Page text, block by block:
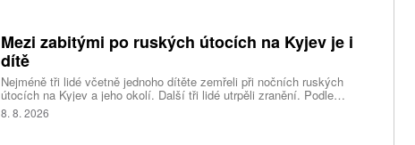
Mezi zabitými po ruských útocích na Kyjev je i
dítě
Nejméně tři lidé včetně jednoho dítěte zemřeli při nočních ruských
útocích na Kyjev a jeho okolí. Další tři lidé utrpěli zranění. Podle
ukrajinských úřadů Rusové použili mimo jiné balistické rakety.
8. 8. 2026